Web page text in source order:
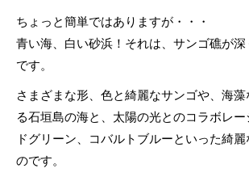
ちょっと簡単ではありますが・・・
青い海、白い砂浜！それは、サンゴ礁が
です。
さまざまな形、色と綺麗なサンゴや、海
る石垣島の海と、太陽の光とのコラボレ
ドグリーン、コバルトブルーといった綺
のです。